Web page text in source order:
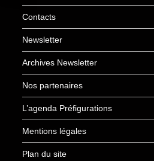
Contacts
Newsletter
Archives Newsletter
Nos partenaires
L’agenda Préfigurations
Mentions légales
Plan du site